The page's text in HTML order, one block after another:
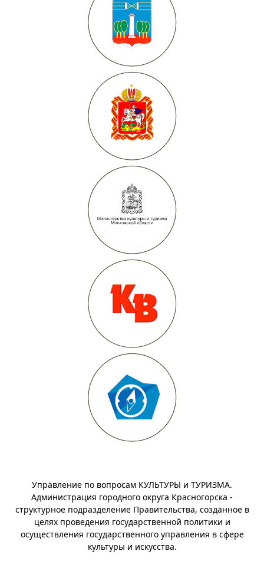
Управление по вопросам КУЛЬТУРЫ и ТУРИЗМА.
Администрация городного округа Красногорска -
структурное подразделение Правительства, созданное в
целях проведения государственной политики и
осуществления государственного управления в сфере
культуры и искусства.